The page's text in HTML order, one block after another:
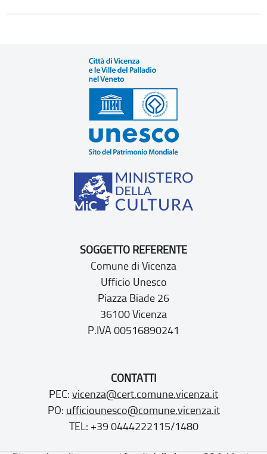
SOGGETTO REFERENTE
Comune di Vicenza
Ufficio Unesco
Piazza Biade 26
36100 Vicenza
P.IVA 00516890241
CONTATTI
PEC: vicenza@cert.comune.vicenza.it
PO: ufficiounesco@comune.vicenza.it
TEL: +39 0444222115/1480